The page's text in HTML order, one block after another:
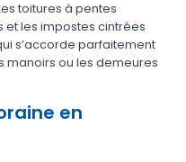
toitures à pentes
et les impostes cintrées
s’accorde parfaitement
manoirs ou les demeures
en